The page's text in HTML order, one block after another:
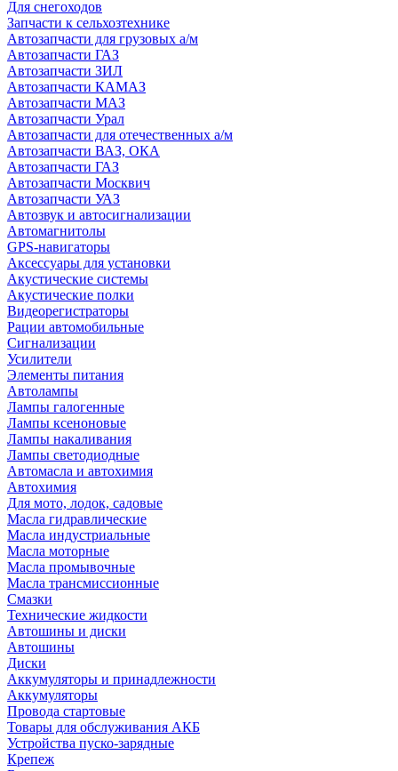
Для снегоходов
Запчасти к сельхозтехнике
Автозапчасти для грузовых а/м
Автозапчасти ГАЗ
Автозапчасти ЗИЛ
Автозапчасти КАМАЗ
Автозапчасти МАЗ
Автозапчасти Урал
Автозапчасти для отечественных а/м
Автозапчасти ВАЗ, ОКА
Автозапчасти ГАЗ
Автозапчасти Москвич
Автозапчасти УАЗ
Автозвук и автосигнализации
Автомагнитолы
GPS-навигаторы
Аксессуары для установки
Акустические системы
Акустические полки
Видеорегистраторы
Рации автомобильные
Сигнализации
Усилители
Элементы питания
Автолампы
Лампы галогенные
Лампы ксеноновые
Лампы накаливания
Лампы светодиодные
Автомасла и автохимия
Автохимия
Для мото, лодок, садовые
Масла гидравлические
Масла индустриальные
Масла моторные
Масла промывочные
Масла трансмиссионные
Смазки
Технические жидкости
Автошины и диски
Автошины
Диски
Аккумуляторы и принадлежности
Аккумуляторы
Провода стартовые
Товары для обслуживания АКБ
Устройства пуско-зарядные
Крепеж